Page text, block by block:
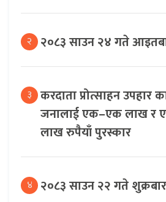
२ २०८३ साउन २४ गते
३ करदाता प्रोत्साहन उपहार
जनालाई एक–एक लाख र
लाख रुपैयाँ पुरस्कार
४ २०८३ साउन २२ गते